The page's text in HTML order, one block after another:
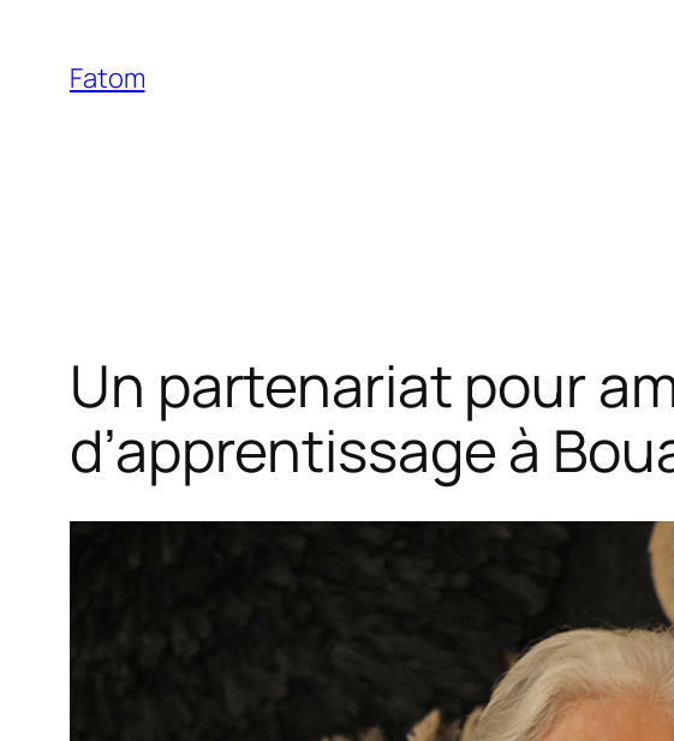
contenu
Fatom
Un partenariat pour
d’apprentissage à